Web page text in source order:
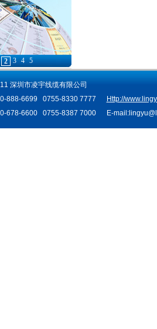
2 3 4 5
深圳市凌宇线缆有限公司
888-6699 0755-8330 7777
Http://
678-6600 0755-8387 7000 E-